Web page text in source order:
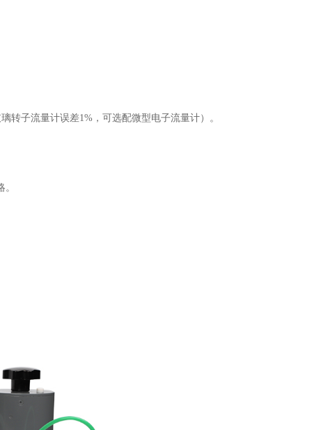
子流量计误差1%，可选配微型电子流量计）。